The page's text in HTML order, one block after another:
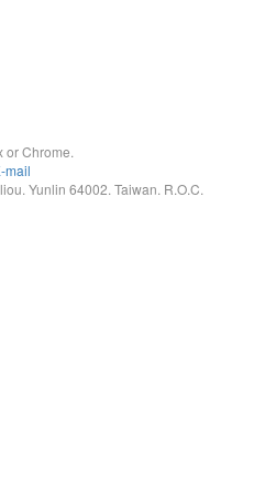
or Chrome.
mail
Yunlin 64002. Taiwan. R.O.C.